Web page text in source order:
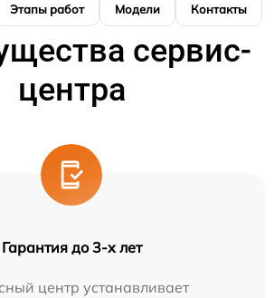
Этапы работ Модели Контакты
сервис-
центра
Гарантия до 3-х лет
центр устанавливает